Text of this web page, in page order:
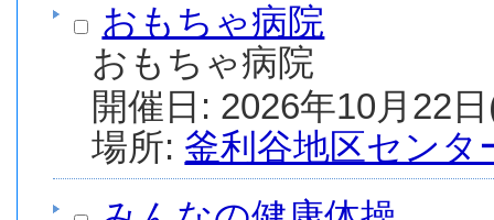
おもちゃ病院
おもちゃ病院
場所: 釜利谷地区センタ